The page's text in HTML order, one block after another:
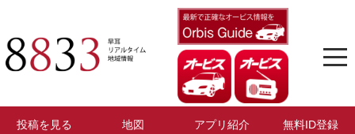
投稿を見る 地図 アプリ紹介 無料ID登録